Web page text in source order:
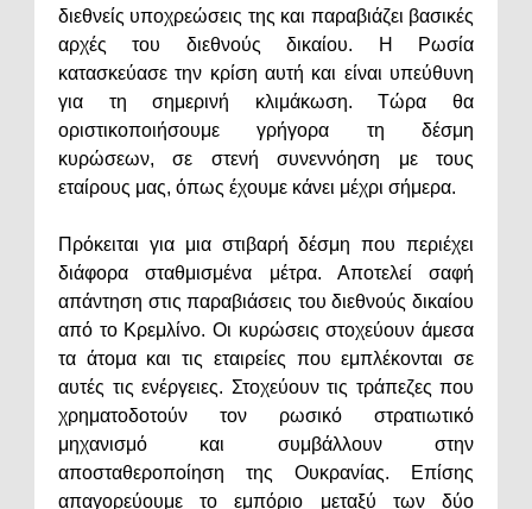
διεθνείς υποχρεώσεις της και παραβιάζει βασικές
αρχές του διεθνούς δικαίου. Η Ρωσία
κατασκεύασε την κρίση αυτή και είναι υπεύθυνη
για τη σημερινή κλιμάκωση. Τώρα θα
οριστικοποιήσουμε γρήγορα τη δέσμη
κυρώσεων, σε στενή συνεννόηση με τους
εταίρους μας, όπως έχουμε κάνει μέχρι σήμερα.
Πρόκειται για μια στιβαρή δέσμη που περιέχει
διάφορα σταθμισμένα μέτρα. Αποτελεί σαφή
απάντηση στις παραβιάσεις του διεθνούς δικαίου
από το Κρεμλίνο. Οι κυρώσεις στοχεύουν άμεσα
τα άτομα και τις εταιρείες που εμπλέκονται σε
αυτές τις ενέργειες. Στοχεύουν τις τράπεζες που
χρηματοδοτούν τον ρωσικό στρατιωτικό
μηχανισμό και συμβάλλουν στην
αποσταθεροποίηση της Ουκρανίας. Επίσης
απαγορεύουμε το εμπόριο μεταξύ των δύο